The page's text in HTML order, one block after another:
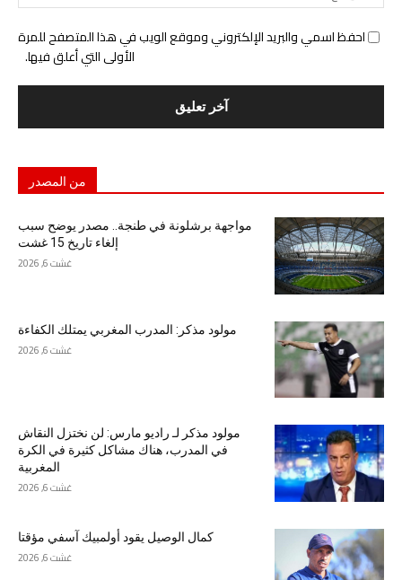
احفظ اسمي والبريد الإلكتروني وموقع الويب في هذا المتصفح للمرة
الأولى التي أعلق فيها.
من المصدر
مواجهة برشلونة في طنجة.. مصدر يوضح سبب
إلغاء تاريخ 15 غشت
غشت 6, 2026
مولود مذكر: المدرب المغربي يمتلك الكفاءة
غشت 6, 2026
مولود مذكر لـ راديو مارس: لن نختزل النقاش
في المدرب، هناك مشاكل كثيرة في الكرة
المغربية
غشت 6, 2026
كمال الوصيل يقود أولمبيك آسفي مؤقتا
غشت 6, 2026